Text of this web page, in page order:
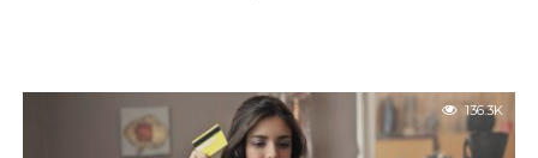
136.3K